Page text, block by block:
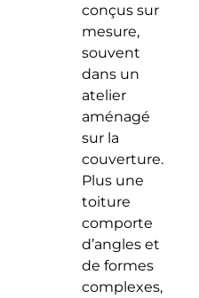
conçus sur
mesure,
souvent
dans un
atelier
aménagé
sur la
couverture.
Plus une
toiture
comporte
d’angles et
de formes
complexes,